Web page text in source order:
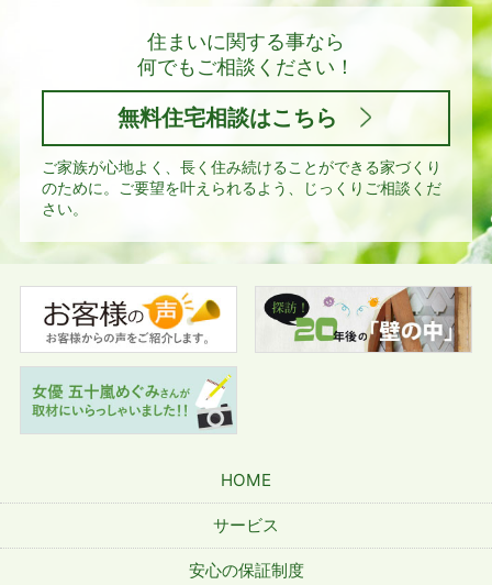
住まいに関する事なら
何でもご相談ください！
無料住宅相談はこちら
ご家族が心地よく、長く住み続けることができる家づくり
のために。
ご要望を叶えられるよう、じっくりご相談くだ
さい。
HOME
サービス
安心の保証制度